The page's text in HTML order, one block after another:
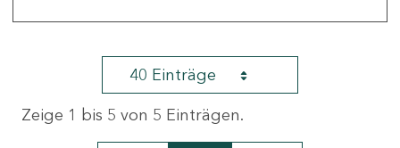
40 Einträge
Zeige 1 bis 5 von 5 Einträgen.